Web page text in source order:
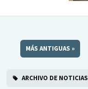
MÁS ANTIGUAS »
ARCHIVO DE NOTICIAS